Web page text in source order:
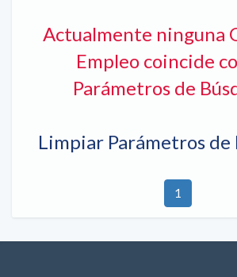
Actualmente ninguna
Empleo coincide
Parámetros de
Limpiar Parámetros de
1